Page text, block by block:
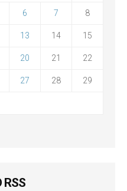
6 7 8
13 14 15
20 21 22
27 28 29
RSS